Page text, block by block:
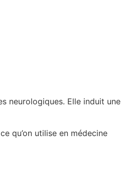
neurologiques. Elle induit une
qu’on utilise en médecine